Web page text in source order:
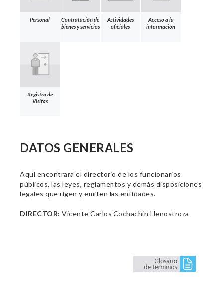
Personal
Contratación de
bienes y servicios
Actividades
oficiales
Acceso a la
información
Registro de
Visitas
DATOS GENERALES
Aquí encontrará el directorio de los funcionarios
públicos, las leyes, reglamentos y demás disposiciones
legales que rigen y emiten las entidades.
DIRECTOR: Vicente Carlos Cochachin Henostroza